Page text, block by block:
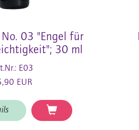
No. 03 "Engel für
30 ml
E03
EUR